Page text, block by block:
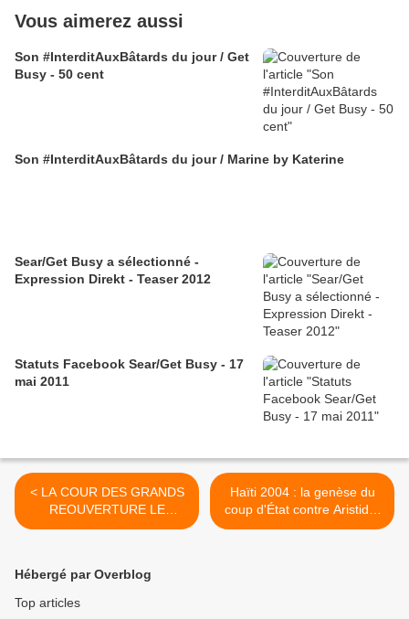
Vous aimerez aussi
Son #InterditAuxBâtards du jour / Get
Busy - 50 cent
Son #InterditAuxBâtards du jour / Marine by Katerine
Sear/Get Busy a sélectionné -
Expression Direkt - Teaser 2012
Statuts Facebook Sear/Get Busy - 17
mai 2011
< LA COUR DES GRANDS
REOUVERTURE LE
SAMEDI 22 MAI 2010 DE
Haïti 2004 : la genèse du
coup d'État contre Aristide,
supervisée par... Régis
Hébergé par Overblog
Top articles